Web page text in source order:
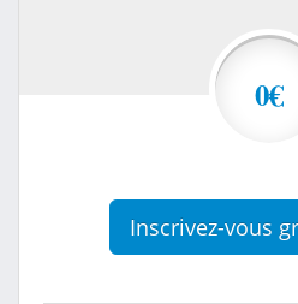
0€
Inscrivez-vous